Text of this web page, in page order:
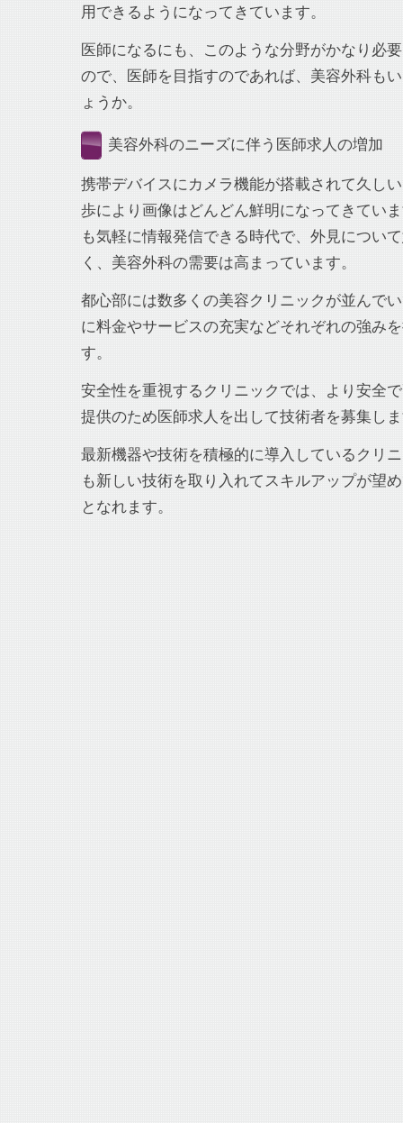
用できるようになってきています。
医師になるにも、このような分野がかなり必
ので、医師を目指すのであれば、美容外科も
ょうか。
美容外科のニーズに伴う医師求人の増加
携帯デバイスにカメラ機能が搭載されて久し
歩により画像はどんどん鮮明になってきてい
も気軽に情報発信できる時代で、外見につい
く、美容外科の需要は高まっています。
都心部には数多くの美容クリニックが並んで
に料金やサービスの充実などそれぞれの強み
す。
安全性を重視するクリニックでは、より安全
提供のため医師求人を出して技術者を募集し
最新機器や技術を積極的に導入しているクリ
も新しい技術を取り入れてスキルアップが望
となれます。